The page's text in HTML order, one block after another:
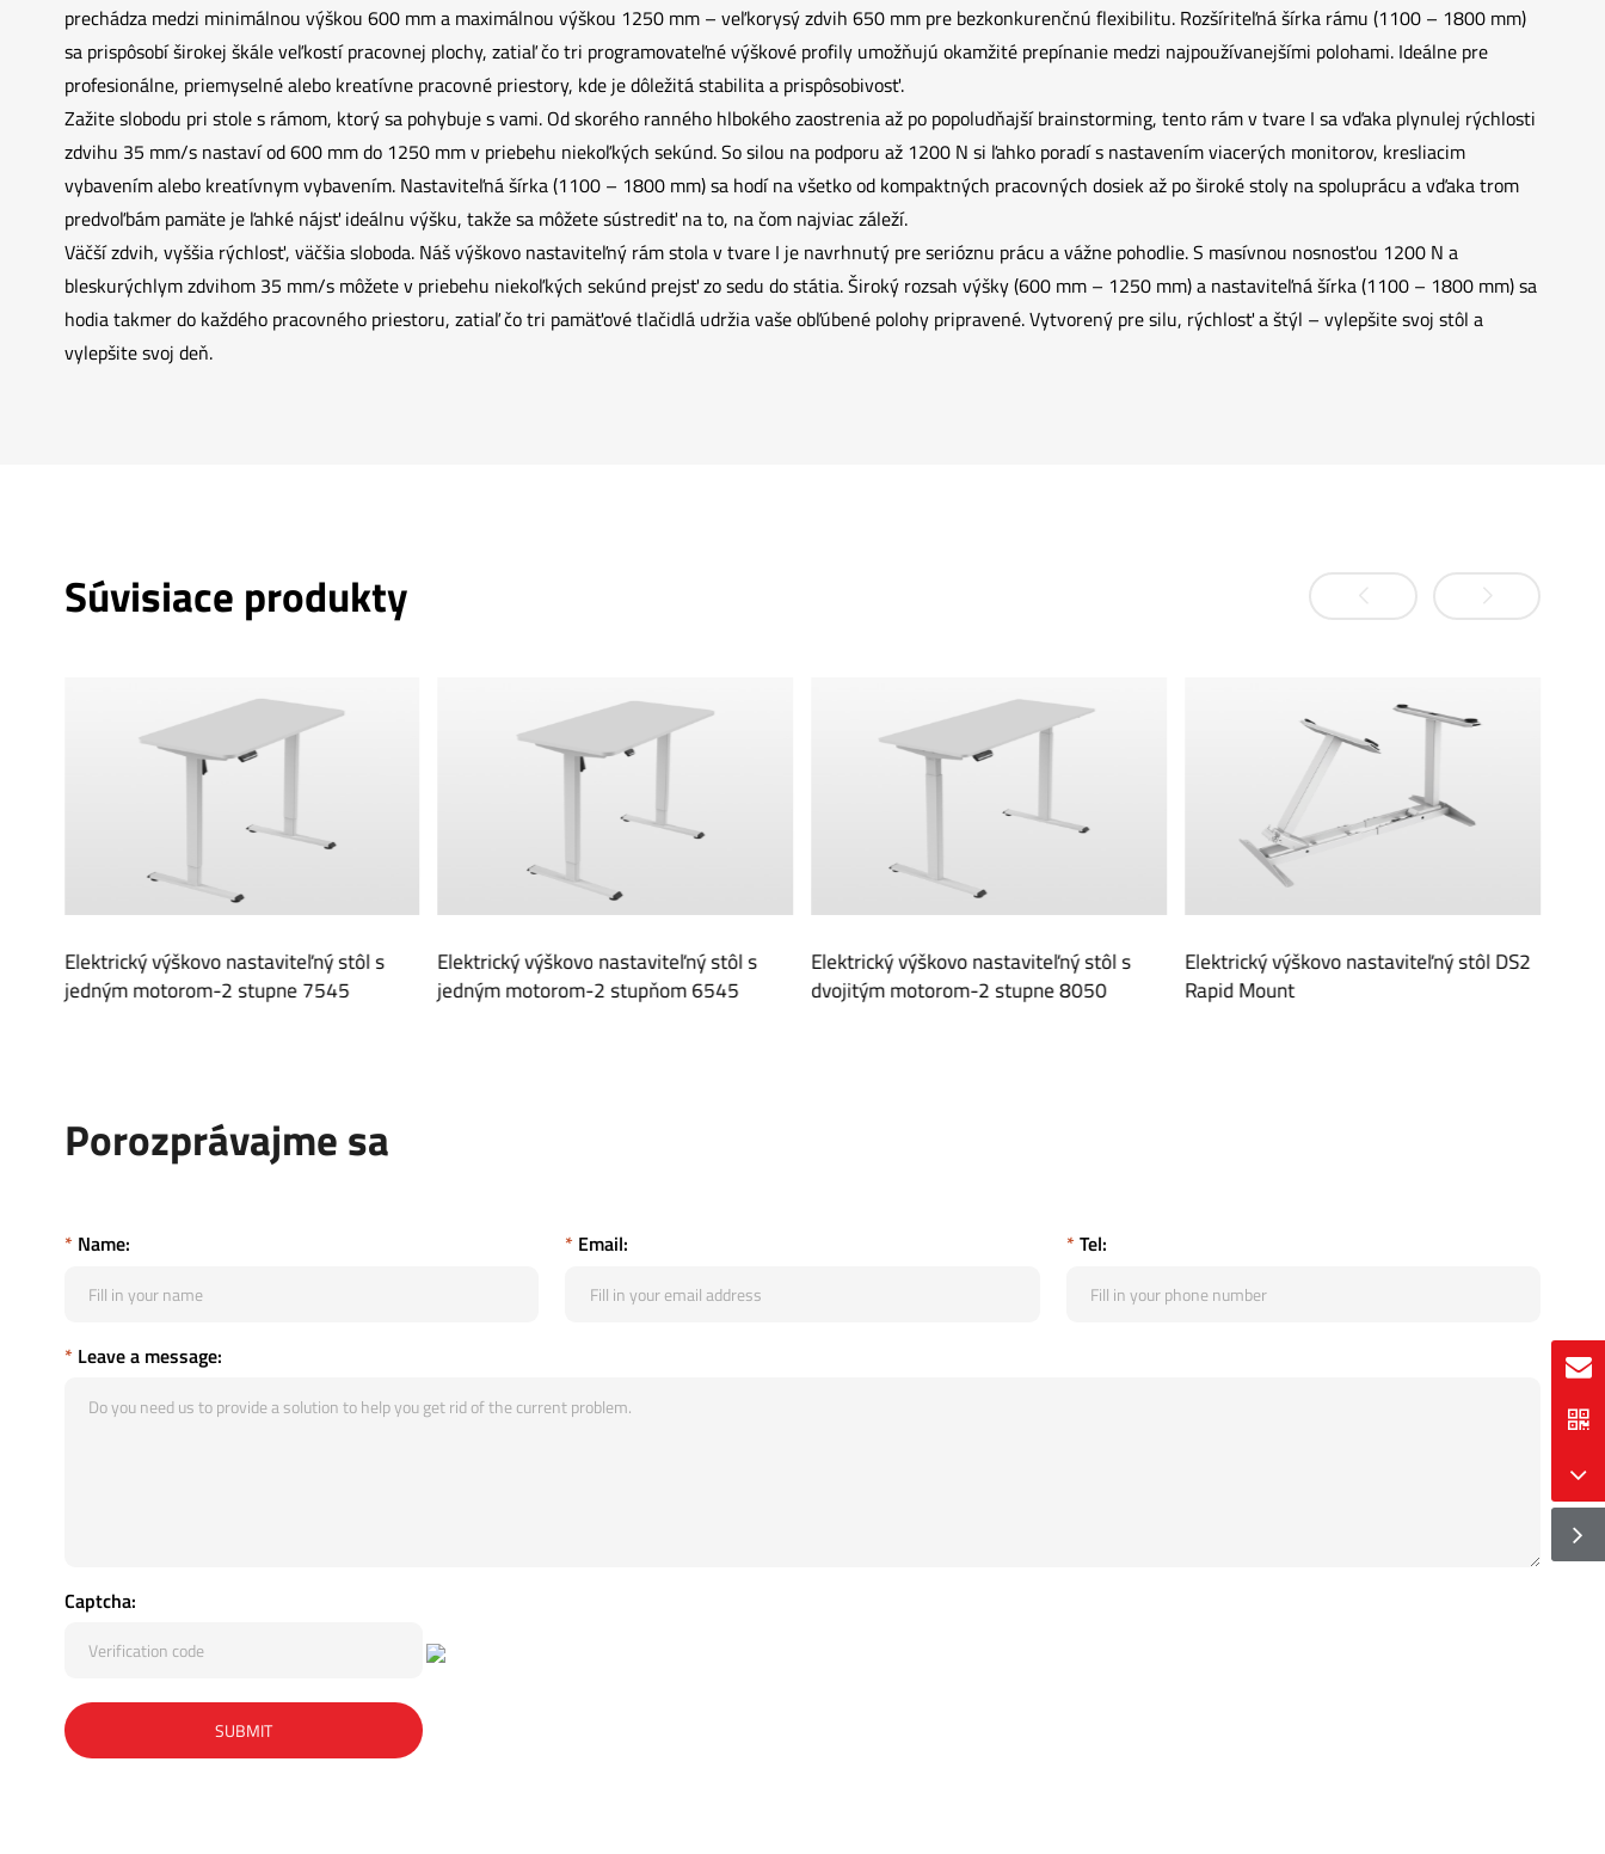
prechádza medzi minimálnou výškou 600 mm a maximálnou výškou 1250 mm – veľkorysý zdvih 650 mm pre bezkonkurenčnú flexibilitu. Rozšíriteľná šírka rámu (1100 – 1800 mm)
sa prispôsobí širokej škále veľkostí pracovnej plochy, zatiaľ čo tri programovateľné výškové profily umožňujú okamžité prepínanie medzi najpoužívanejšími polohami. Ideálne pre
profesionálne, priemyselné alebo kreatívne pracovné priestory, kde je dôležitá stabilita a prispôsobivosť.
Zažite slobodu pri stole s rámom, ktorý sa pohybuje s vami. Od skorého ranného hlbokého zaostrenia až po popoludňajší brainstorming, tento rám v tvare I sa vďaka plynulej rýchlosti
zdvihu 35 mm/s nastaví od 600 mm do 1250 mm v priebehu niekoľkých sekúnd. So silou na podporu až 1200 N si ľahko poradí s nastavením viacerých monitorov, kresliacim
vybavením alebo kreatívnym vybavením. Nastaviteľná šírka (1100 – 1800 mm) sa hodí na všetko od kompaktných pracovných dosiek až po široké stoly na spoluprácu a vďaka trom
predvoľbám pamäte je ľahké nájsť ideálnu výšku, takže sa môžete sústrediť na to, na čom najviac záleží.
Väčší zdvih, vyššia rýchlosť, väčšia sloboda. Náš výškovo nastaviteľný rám stola v tvare I je navrhnutý pre serióznu prácu a vážne pohodlie. S masívnou nosnosťou 1200 N a
bleskurýchlym zdvihom 35 mm/s môžete v priebehu niekoľkých sekúnd prejsť zo sedu do státia. Široký rozsah výšky (600 mm – 1250 mm) a nastaviteľná šírka (1100 – 1800 mm) sa
hodia takmer do každého pracovného priestoru, zatiaľ čo tri pamäťové tlačidlá udržia vaše obľúbené polohy pripravené. Vytvorený pre silu, rýchlosť a štýl – vylepšite svoj stôl a
vylepšite svoj deň.
Súvisiace produkty
Elektrický výškovo nastaviteľný stôl s
jedným motorom-2 stupňom 6545
Elektrický výškovo nastaviteľný stôl s
dvojitým motorom-2 stupne 8050
Elektrický výškovo nastaviteľný stôl DS2
Rapid Mount
Elektrický výškovo nastaviteľný stôl DS3
trojuhlový nastaviteľný
Porozprávajme sa
* Name: * Email: * Tel:
* Leave a message:
Captcha: